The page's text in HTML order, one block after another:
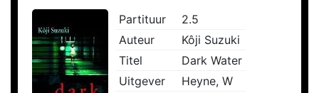
Partituur
2.5
Auteur
Kôji Suzuki
Titel
Dark Water
Uitgever
Heyne, W